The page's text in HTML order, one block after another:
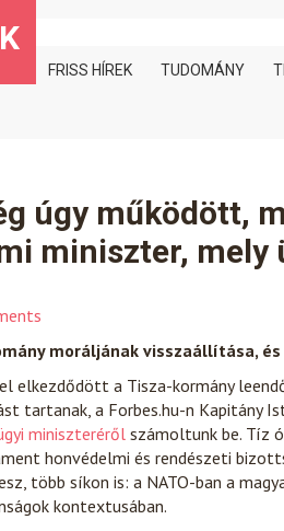
FRISS HÍREK TUDOMÁNY
úgy működött,
miniszter,
moráljának visszaállítása,
elkezdődött a Tisza-kormány
tartanak, a Forbes.hu-n Kapitány
miniszteréről számoltunk be. Tíz
honvédelmi és rendészeti
több síkon is: a NATO-ban a
kontextusában.